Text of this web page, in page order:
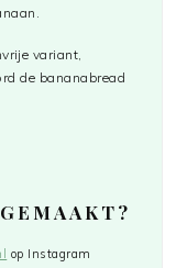
variant,
de bananabread
op Instagram